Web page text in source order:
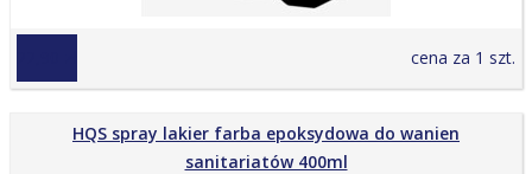
cena za 1 szt.
HQS spray lakier farba epoksydowa do wanien
sanitariatów 400ml